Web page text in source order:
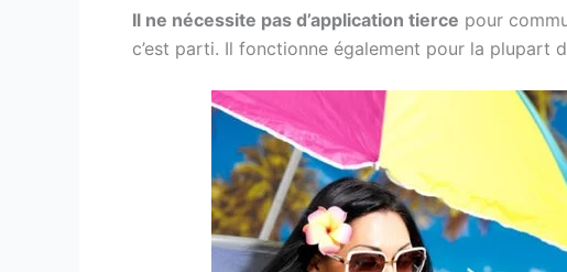
Il ne nécessite pas d’application tierce pour
c’est parti. Il fonctionne également pour la plupart